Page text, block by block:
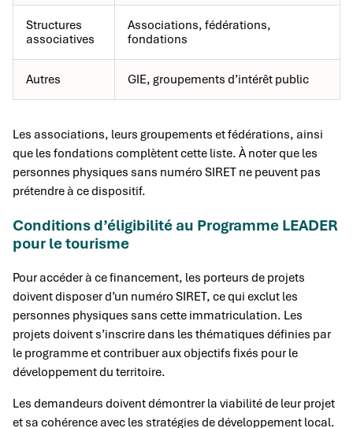
Structures
associatives
Associations, fédérations,
fondations
Autres GIE, groupements d’intérêt public
Les associations, leurs groupements et fédérations, ainsi
que les fondations complètent cette liste. À noter que les
personnes physiques sans numéro SIRET ne peuvent pas
prétendre à ce dispositif.
Conditions d’éligibilité au Programme LEADER
pour le tourisme
Pour accéder à ce financement, les porteurs de projets
doivent disposer d’un numéro SIRET, ce qui exclut les
personnes physiques sans cette immatriculation. Les
projets doivent s’inscrire dans les thématiques définies par
le programme et contribuer aux objectifs fixés pour le
développement du territoire.
Les demandeurs doivent démontrer la viabilité de leur projet
et sa cohérence avec les stratégies de développement local.